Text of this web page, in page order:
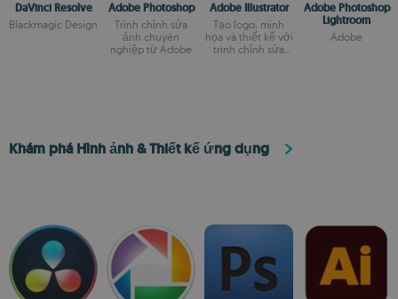
DaVinci Resolve
Blackmagic Design
Adobe Photoshop
Trình chỉnh sửa
ảnh chuyên
nghiệp từ Adobe
Adobe Illustrator
Tạo logo, minh
họa và thiết kế với
trình chỉnh sửa
Adobe Photoshop
Lightroom
Adobe
Khám phá Hình ảnh & Thiết kế ứng dụng